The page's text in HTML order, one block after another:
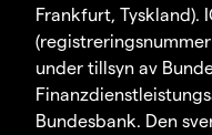
Frankfurt, Tyskland).
under tillsyn av
Bundesbank. Den